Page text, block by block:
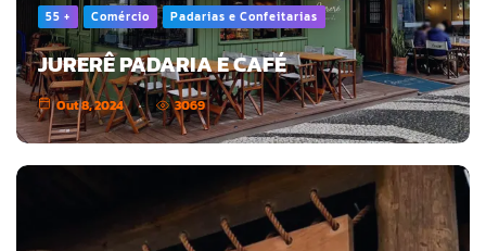
55 + Comércio Padarias e Confeitarias
JURERÊ PADARIA E CAFÉ
Out 8, 2024 3069